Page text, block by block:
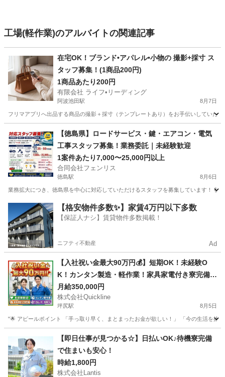
工場(軽作業)のアルバイトの関連記事
在宅OK！ブランド•アパレル•小物の 撮影+採寸 ス
タッフ募集！(1商品200円)
1商品あたり200円
有限会社 ライフ•リーディング
阿波池田駅 8月7日
フリマアプリへ出品する商品の撮影＋採寸（テンプレートあり）をお手伝いしていた
阿波池田駅 その他 スタッフ
【徳島県】ロードサービス・鍵・エアコン・電気
工事スタッフ募集！業務委託｜未経験歓迎
1案件あたり7,000〜25,000円以上
合同会社フェンリス
徳島駅 8月6日
業務拡大につき、徳島県を中心に対応していただけるスタッフを募集しています！
徳島市 徳島駅 軽作業 スタッフ
【格安物件多数✨】家賃4万円以下多数
【保証人ナシ】賃貸物件多数掲載！
ニフティ不動産 Ad
【入社祝い金最大90万円💰】短期OK！未経験O
K！カンタン製造・軽作業！家具家電付き寮完備
🏠
月給350,000円
株式会社Quickline
坪尻駅 8月5日
"🌟 アピールポイント 「手っ取り早く、まとまったお金が欲しい！」 「今の生活を抜
坪尻駅 工場 時給
【即日仕事が見つかる☆】日払いOK♪待機寮完備
で住まいも安心！
時給1,800円
株式会社Lantis